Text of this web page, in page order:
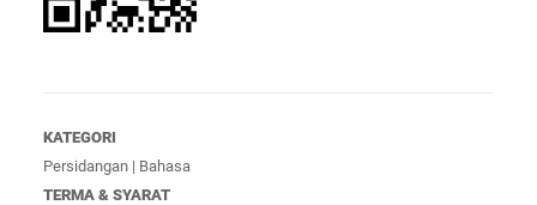
KATEGORI
Persidangan | Bahasa
TERMA & SYARAT